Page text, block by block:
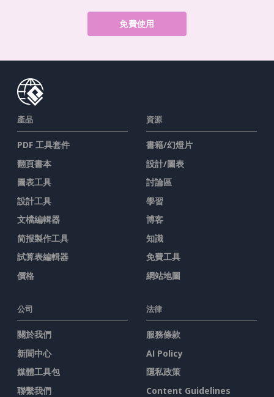
免費使用
產品
PDF 工具套件
翻頁書本
圖表工具
設計工具
文檔編輯器
简报製作工具
試算表編輯器
價格
資源
書籍/幻燈片
設計/圖表
討論區
學習
博客
知識
免費工具
網站地圖
公司
關於我們
新聞中心
媒體工具包
聯繫我們
法律
服務條款
AI Policy
隱私政策
Content Guidelines